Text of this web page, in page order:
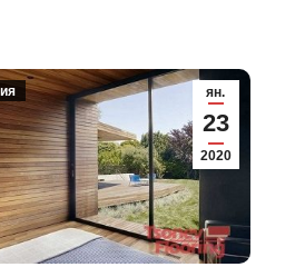
ян.
23
2020